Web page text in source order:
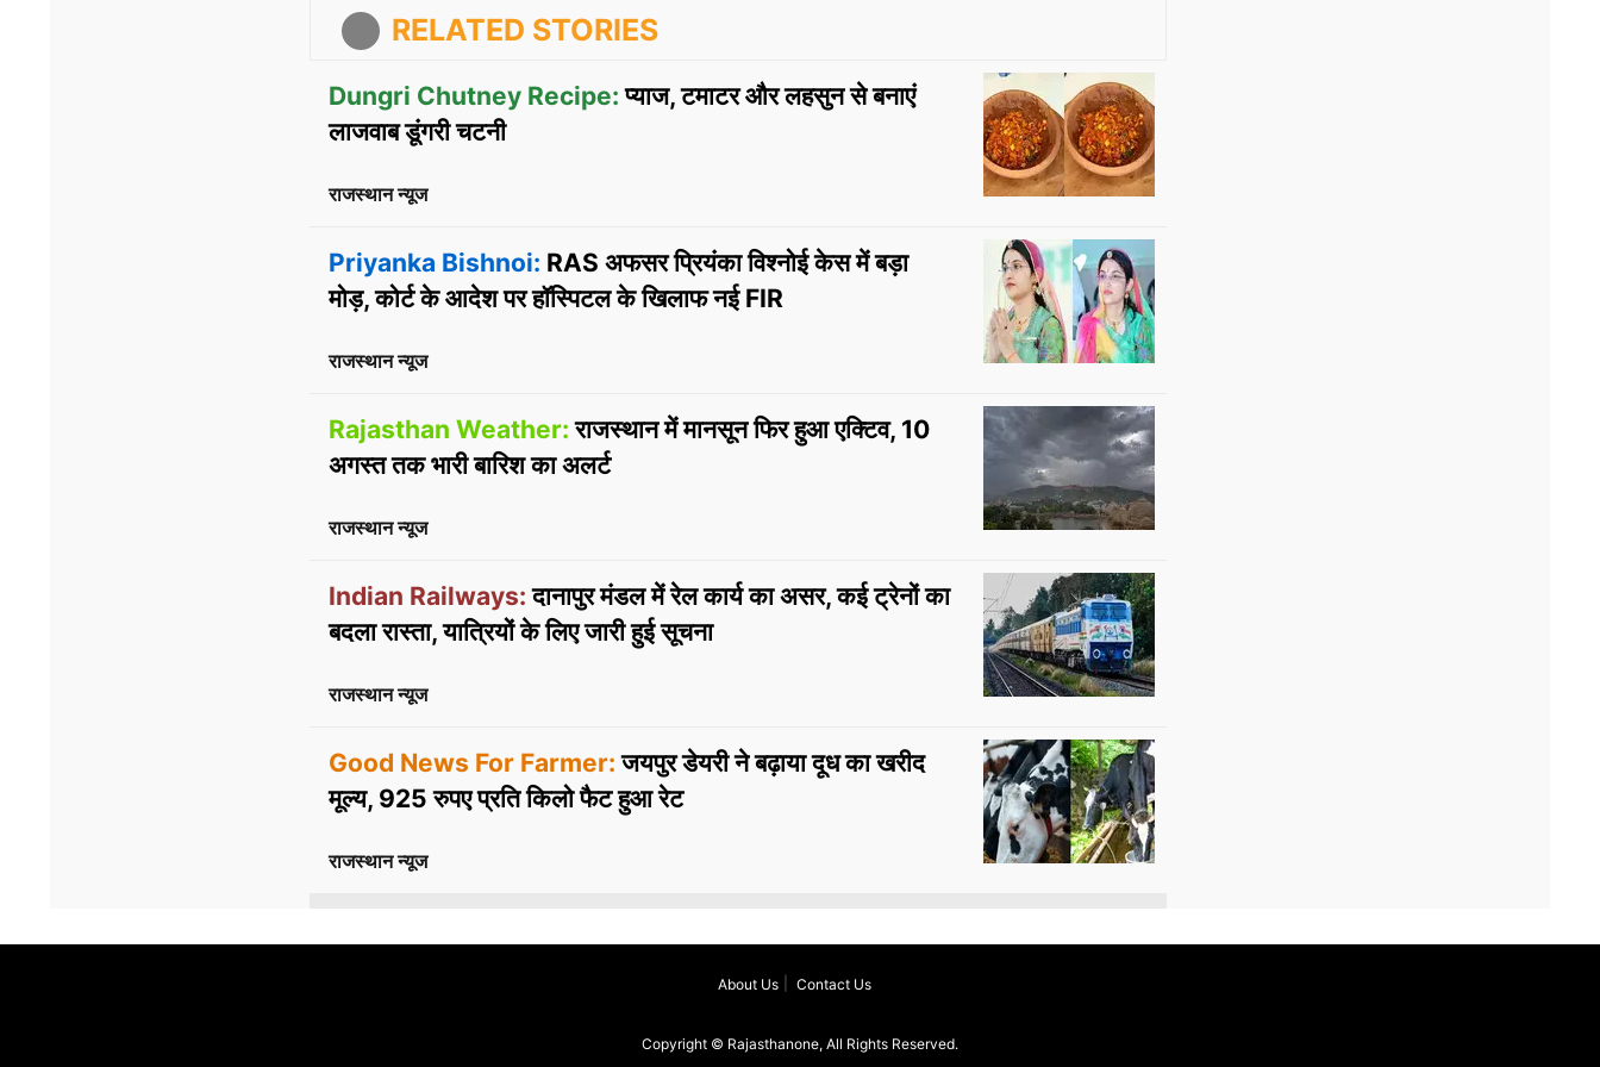
RELATED STORIES
Dungri Chutney Recipe: प्याज, टमाटर और लहसुन से बनाएं
लाजवाब डूंगरी चटनी
राजस्थान न्यूज
Priyanka Bishnoi: RAS अफसर प्रियंका विश्नोई केस में बड़ा
मोड़, कोर्ट के आदेश पर हॉस्पिटल के खिलाफ नई FIR
राजस्थान न्यूज
Rajasthan Weather: राजस्थान में मानसून फिर हुआ एक्टिव, 10
अगस्त तक भारी बारिश का अलर्ट
राजस्थान न्यूज
Indian Railways: दानापुर मंडल में रेल कार्य का असर, कई ट्रेनों का
बदला रास्ता, यात्रियों के लिए जारी हुई सूचना
राजस्थान न्यूज
Good News For Farmer: जयपुर डेयरी ने बढ़ाया दूध का खरीद
मूल्य, 925 रुपए प्रति किलो फैट हुआ रेट
राजस्थान न्यूज
About Us Contact Us
Copyright © Rajasthanone, All Rights Reserved.